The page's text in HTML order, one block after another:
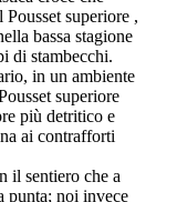
superiore ,
bassa stagione
di stambecchi.
in un ambiente
superiore
più detritico e
ai contrafforti
il sentiero che a
punta; noi invece